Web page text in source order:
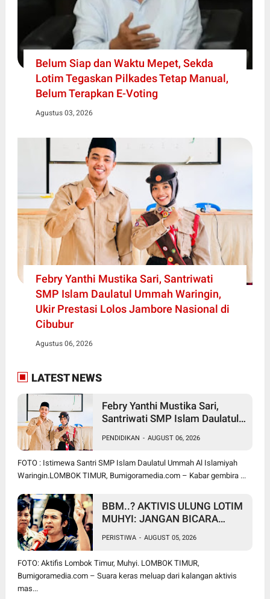
Belum Siap dan Waktu Mepet, Sekda
Lotim Tegaskan Pilkades Tetap Manual,
Belum Terapkan E-Voting
Agustus 03, 2026
Febry Yanthi Mustika Sari, Santriwati
SMP Islam Daulatul Ummah Waringin,
Ukir Prestasi Lolos Jambore Nasional di
Cibubur
Agustus 06, 2026
LATEST NEWS
Febry Yanthi Mustika Sari,
Santriwati SMP Islam Daulatul
Lolos Jambore Nasional di
Cibubur
PENDIDIKAN - AUGUST 06, 2026
FOTO : Istimewa Santri SMP Islam Daulatul Ummah Al Islamiyah
Waringin.LOMBOK TIMUR, Bumigoramedia.com – Kabar gembira ...
BBM..? AKTIVIS ULUNG LOTIM
MUHYI: JANGAN BICARA
BUPATI WAJIB CARI SOLUSI,
BUKAN SURUH RAKYAT DIAM
DI RUMAH
PERISTIWA - AUGUST 05, 2026
FOTO: Aktifis Lombok Timur, Muhyi. LOMBOK TIMUR,
Bumigoramedia.com – Suara keras meluap dari kalangan aktivis
mas...